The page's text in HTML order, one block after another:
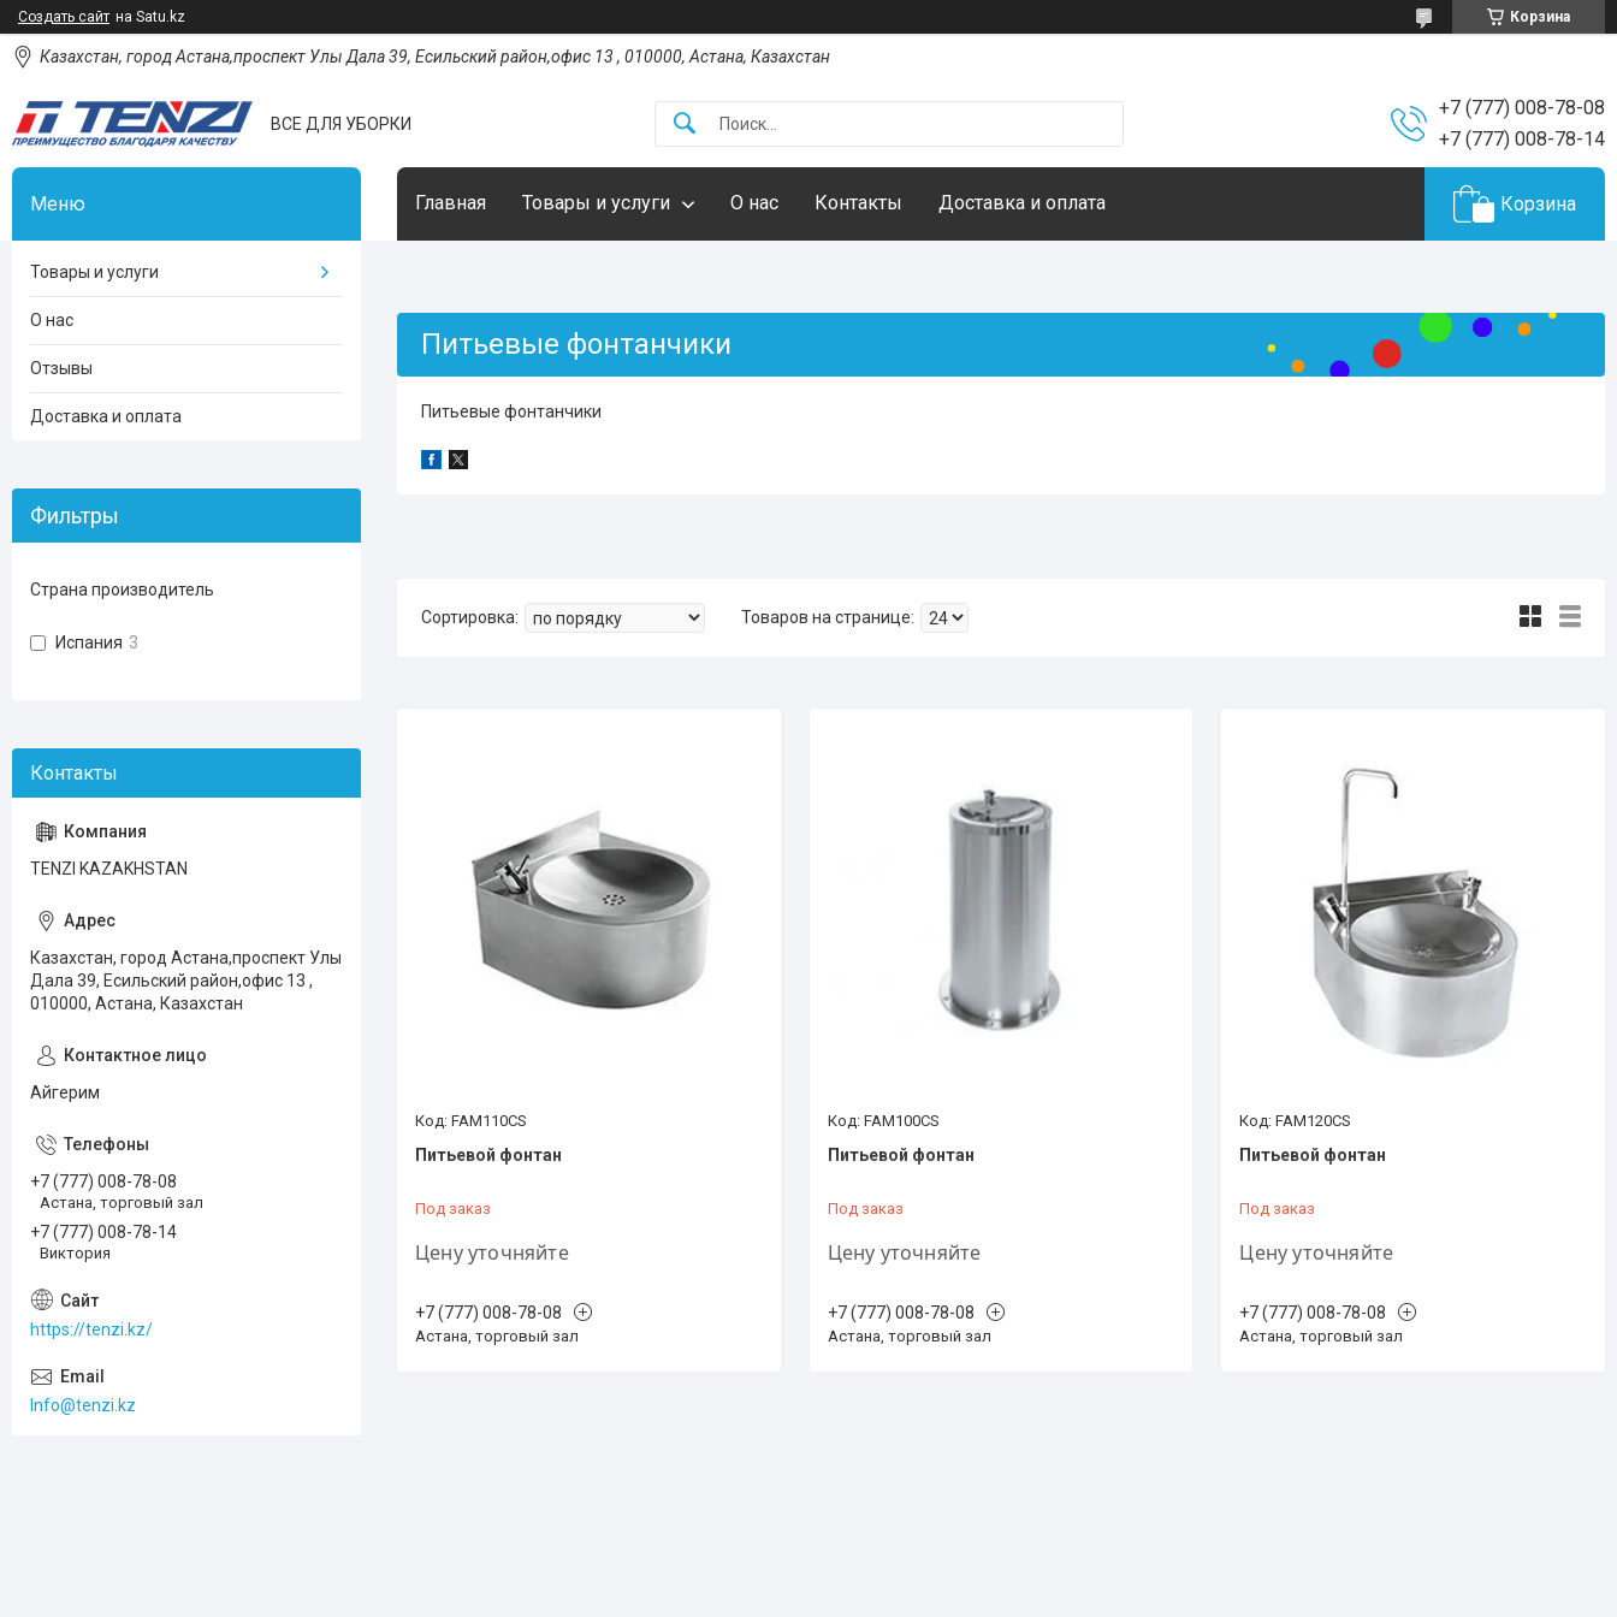
Создать сайт на Satu.kz Корзина
Казахстан, город Астана,проспект Улы Дала 39, Есильский район,офис 13 , 010000, Астана, Казахстан
ВСЕ ДЛЯ УБОРКИ
+7 (777) 008-78-08
+7 (777) 008-78-14
Главная Товары и услуги О нас Контакты Доставка и оплата Корзина
Питьевые фонтанчики
Питьевые фонтанчики
FAM110CS
Питьевой фонтан
Под заказ
Цену уточняйте
+7 (777) 008-78-08
Астана, торговый зал
FAM100CS
Питьевой фонтан
Под заказ
Цену уточняйте
+7 (777) 008-78-08
Астана, торговый зал
FAM120CS
Питьевой фонтан
Под заказ
Цену уточняйте
+7 (777) 008-78-08
Астана, торговый зал
Товары и услуги
О нас
Отзывы
Доставка и оплата
Фильтры
Страна производитель
Испания 3
TENZI KAZAKHSTAN
Казахстан, город Астана,проспект Улы
Дала 39, Есильский район,офис 13 ,
010000, Астана, Казахстан
Айгерим
+7 (777) 008-78-08
Астана, торговый зал
+7 (777) 008-78-14
Виктория
https://tenzi.kz/
Info@tenzi.kz